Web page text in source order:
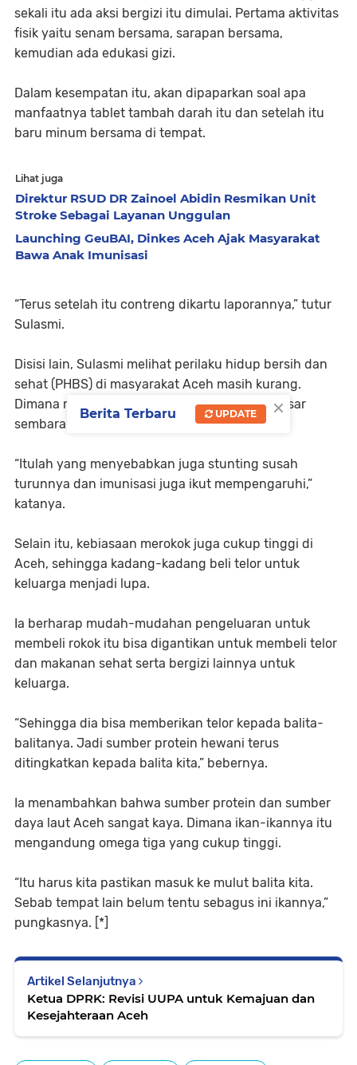
sekali itu ada aksi bergizi itu dimulai. Pertama aktivitas
fisik yaitu senam bersama, sarapan bersama,
kemudian ada edukasi gizi.
Dalam kesempatan itu, akan dipaparkan soal apa
manfaatnya tablet tambah darah itu dan setelah itu
baru minum bersama di tempat.
Lihat juga
Direktur RSUD DR Zainoel Abidin Resmikan Unit
Stroke Sebagai Layanan Unggulan
Launching GeuBAI, Dinkes Aceh Ajak Masyarakat
Bawa Anak Imunisasi
“Terus setelah itu contreng dikartu laporannya,” tutur
Sulasmi.
Disisi lain, Sulasmi melihat perilaku hidup bersih dan
sehat (PHBS) di masyarakat Aceh masih kurang.
Dimana masih banyaknya warga buang air besar
sembarangan.
“Itulah yang menyebabkan juga stunting susah
turunnya dan imunisasi juga ikut mempengaruhi,”
katanya.
Selain itu, kebiasaan merokok juga cukup tinggi di
Aceh, sehingga kadang-kadang beli telor untuk
keluarga menjadi lupa.
Ia berharap mudah-mudahan pengeluaran untuk
membeli rokok itu bisa digantikan untuk membeli telor
dan makanan sehat serta bergizi lainnya untuk
keluarga.
“Sehingga dia bisa memberikan telor kepada balita-
balitanya. Jadi sumber protein hewani terus
ditingkatkan kepada balita kita,” bebernya.
Ia menambahkan bahwa sumber protein dan sumber
daya laut Aceh sangat kaya. Dimana ikan-ikannya itu
mengandung omega tiga yang cukup tinggi.
“Itu harus kita pastikan masuk ke mulut balita kita.
Sebab tempat lain belum tentu sebagus ini ikannya,”
pungkasnya. [*]
Artikel Selanjutnya
Ketua DPRK: Revisi UUPA untuk Kemajuan dan
Kesejahteraan Aceh
×
Berita Terbaru UPDATE